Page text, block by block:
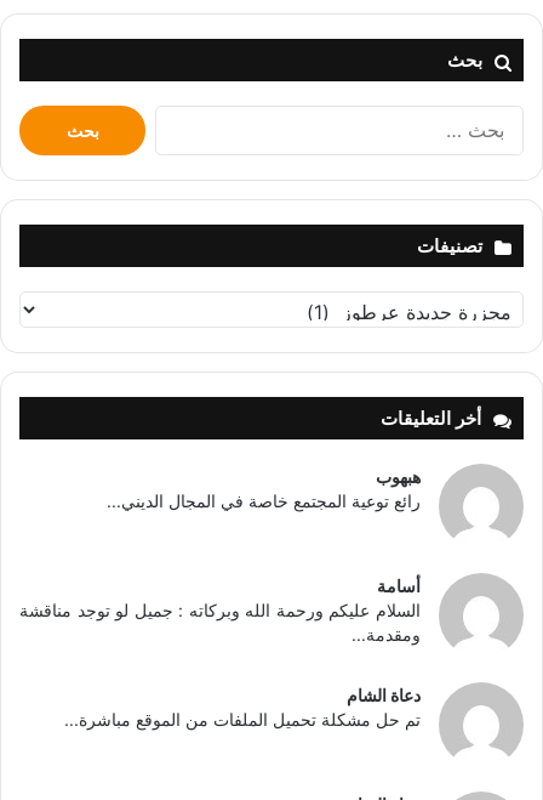
بحث
البحث
عن:
تصنيفات
تصنيفات
أخر التعليقات
هبهوب
رائع توعية المجتمع خاصة في المجال الديني...
أسامة
السلام عليكم ورحمة الله وبركاته : جميل لو توجد مناقشة
ومقدمة...
دعاة الشام
تم حل مشكلة تحميل الملفات من الموقع مباشرة...